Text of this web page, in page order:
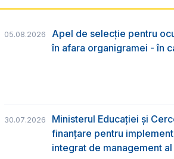
05.08.2026
Apel de selecție pentru
în afara organigramei - în
30.07.2026
Ministerul Educației și
finanțare pentru
integrat de management